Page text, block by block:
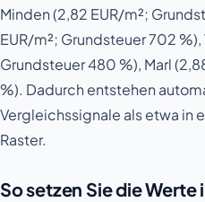
Minden (2,82 EUR/m²;
EUR/m²; Grundsteuer 702 %),
Grundsteuer 480 %), Marl
%). Dadurch entstehen
Vergleichssignale als etwa in
Raster.
So setzen Sie die Werte